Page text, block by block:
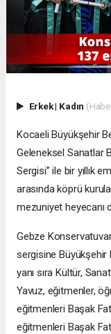
Erkek| Kadın
Kocaeli Büyükşehir
Geleneksel Sanatlar
Sergisi” ile bir yıllık
arasında köprü
mezuniyet heyecanı
Gebze
sergisine Büyükşehir
yanı sıra Kültür,
Yavuz, eğitmenler,
eğitmenleri Başak
eğitmenleri Başak